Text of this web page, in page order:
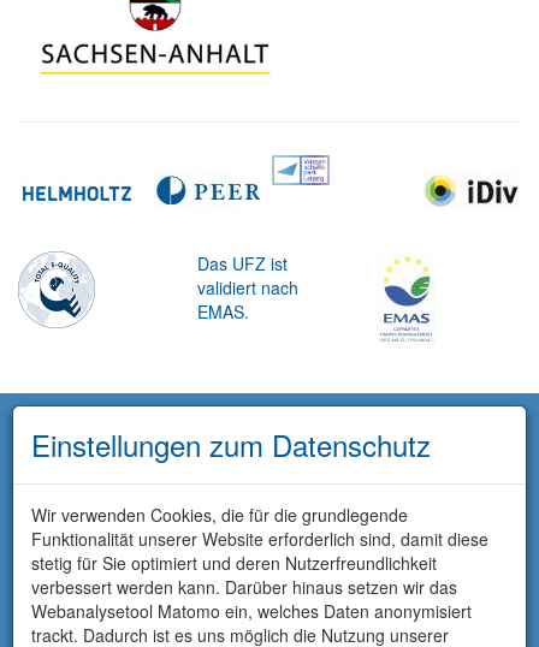
Das UFZ ist
validiert nach
EMAS.
Einstellungen zum Datenschutz
Wir verwenden Cookies, die für die grundlegende
Funktionalität unserer Website erforderlich sind, damit diese
stetig für Sie optimiert und deren Nutzerfreundlichkeit
verbessert werden kann. Darüber hinaus setzen wir das
Webanalysetool Matomo ein, welches Daten anonymisiert
trackt. Dadurch ist es uns möglich die Nutzung unserer